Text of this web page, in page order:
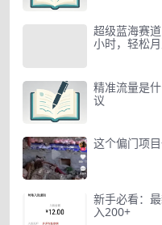
超级蓝海赛
小时，轻松月
精准流量是
议
这个偏门项
新手必看：
入200+